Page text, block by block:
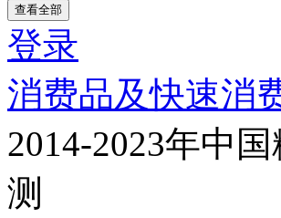
查看全部
登录
消费品及快速消
2014-2023年中
测